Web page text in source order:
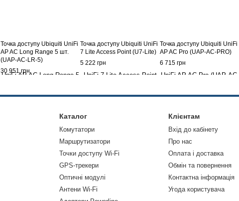
Точка доступу Ubiquiti UniFi
AP AC Long Range 5 шт.
(UAP-AC-LR-5)
30 951 грн
Точка доступу Ubiquiti UniFi
7 Lite Access Point (U7-Lite)
5 222 грн
Точка доступу Ubiquiti UniFi
AP AC Pro (UAP-AC-PRO)
6 715 грн
Каталог
Комутатори
Маршрутизатори
Точки доступу Wi-Fi
GPS-трекери
Оптичні модулі
Антени Wi-Fi
Клієнтам
Вхід до кабінету
Про нас
Оплата і доставка
Обмін та повернення
Контактна інформація
Угода користувача